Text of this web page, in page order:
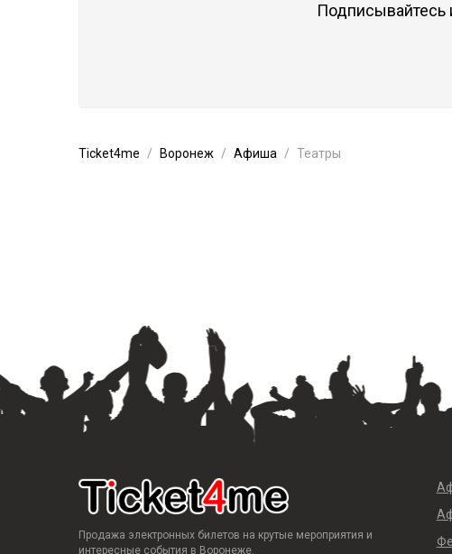
Подписывайтесь
Ticket4me Воронеж Афиша Театры
Продажа электронных билетов на крутые мероприятия и
интересные события в Воронеже.